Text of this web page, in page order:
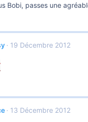
Bobi, passes une
19 Décembre 2012
13 Décembre 2012